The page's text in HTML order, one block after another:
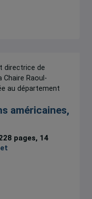
directrice de
Chaire Raoul-
au département
américaines,
pages, 14